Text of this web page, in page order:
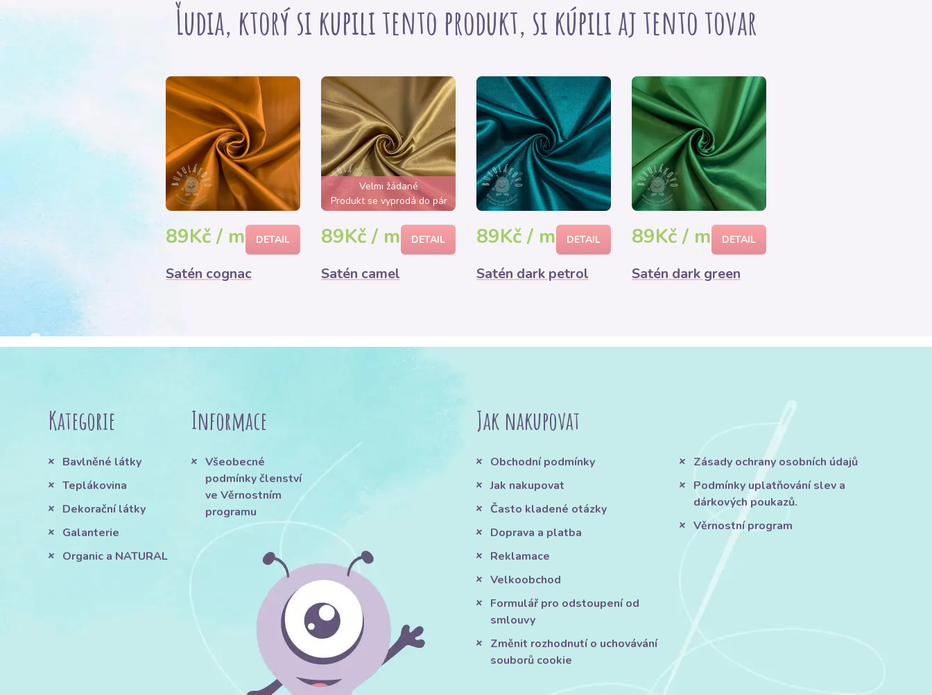
Ľudia, ktorý si kupili tento produkt, si kúpili aj tento tovar
89Kč / m DETAIL
Satén cognac
Velmi žádané
Produkt se vyprodá do pár
hodin
89Kč / m DETAIL
Satén camel
89Kč / m DETAIL
Satén dark petrol
89Kč / m DETAIL
Satén dark green
Kategorie
Bavlněné látky
Teplákovina
Dekorační látky
Galanterie
Organic a NATURAL
Informace
Všeobecné
podmínky členství
ve Věrnostním
programu
Jak nakupovat
Obchodní podmínky
Jak nakupovat
Často kladené otázky
Doprava a platba
Reklamace
Velkoobchod
Formulář pro odstoupení od
smlouvy
Změnit rozhodnutí o uchovávání
souborů cookie
Zásady ochrany osobních údajů
Podmínky uplatňování slev a
dárkových poukazů.
Věrnostní program